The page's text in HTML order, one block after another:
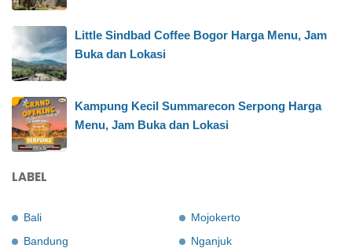
Little Sindbad Coffee Bogor Harga Menu, Jam
Buka dan Lokasi
Kampung Kecil Summarecon Serpong Harga
Menu, Jam Buka dan Lokasi
LABEL
Bali
Bandung
Mojokerto
Nganjuk